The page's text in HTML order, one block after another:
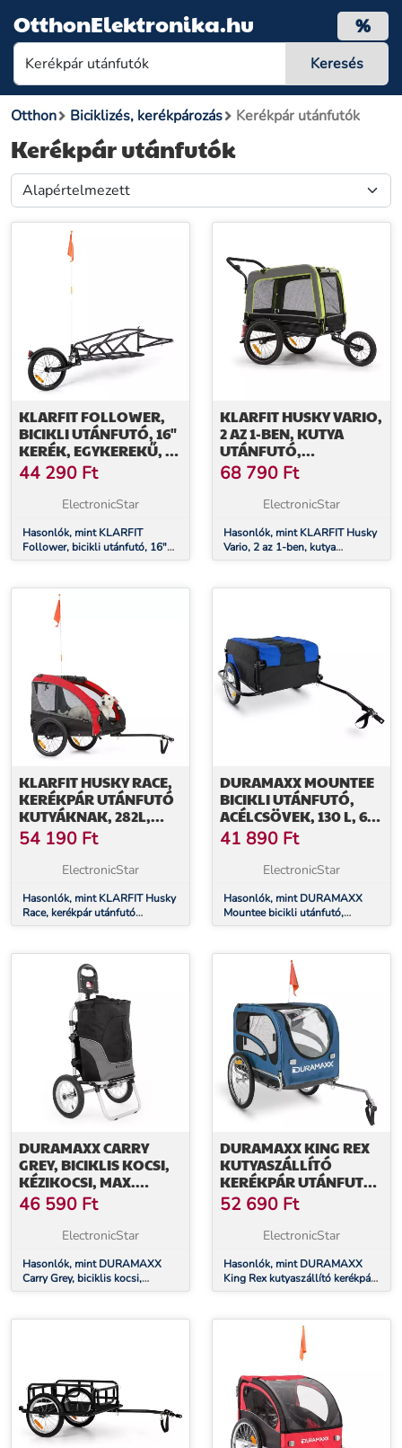
OtthonElektronika.hu %
Otthon Biciklizés, kerékpározás Kerékpár utánfutók
Kerékpár utánfutók
KLARFIT FOLLOWER,
BICIKLI UTÁNFUTÓ, 16"
KERÉK, EGYKEREKŰ, 35
KG RAKOMÁNNYAL
TERHELHETŐ, FEKETE
44 290 Ft
ElectronicStar
Hasonlók, mint KLARFIT
Follower, bicikli utánfutó, 16"
kerék, egykerekű, 35 kg
KLARFIT HUSKY VARIO,
2 AZ 1-BEN, KUTYA
UTÁNFUTÓ,
KUTYASZÁLLÍTÓ KOCSI,
KB. 240L, 600D,
OXFORD, ZÖLD
68 790 Ft
ElectronicStar
Hasonlók, mint KLARFIT Husky
Vario, 2 az 1-ben, kutya
utánfutó, kutyaszállító kocsi, kb.
KLARFIT HUSKY RACE,
KERÉKPÁR UTÁNFUTÓ
KUTYÁKNAK, 282L,
40KG, 600D, OXFORD
SZÖVET, PIROS
54 190 Ft
ElectronicStar
Hasonlók, mint KLARFIT Husky
Race, kerékpár utánfutó
kutyáknak, 282L, 40KG, 600D,
DURAMAXX MOUNTEE
BICIKLI UTÁNFUTÓ,
ACÉLCSÖVEK, 130 L, 60
KG
41 890 Ft
ElectronicStar
Hasonlók, mint DURAMAXX
Mountee bicikli utánfutó,
acélcsövek, 130 l, 60 kg
DURAMAXX CARRY
GREY, BICIKLIS KOCSI,
KÉZIKOCSI, MAX.
TEHERBÍRÁS 20 KG,
FEKETE-SZÜRKE
46 590 Ft
ElectronicStar
Hasonlók, mint DURAMAXX
Carry Grey, biciklis kocsi,
kézikocsi, max. teherbírás 20 kg,
DURAMAXX KING REX
KUTYASZÁLLÍTÓ
KERÉKPÁR UTÁNFUTÓ ,
ACÉLCSÖVEK 250 L, 40
KG
52 690 Ft
ElectronicStar
Hasonlók, mint DURAMAXX
King Rex kutyaszállító kerékpár
utánfutó , acélcsövek 250 l, 40